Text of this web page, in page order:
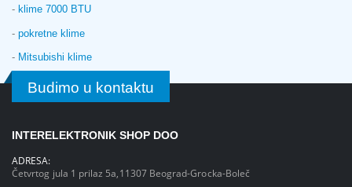
- klime 7000 BTU
- pokretne klime
- Mitsubishi klime
Budimo u kontaktu
INTERELEKTRONIK SHOP DOO
ADRESA:
Četvrtog jula 1 prilaz 5a,11307 Beograd-Grocka-Boleč